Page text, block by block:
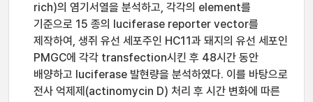
rich)의 염기서열을 분석하고, 각각의 element를
기준으로 15 종의 luciferase reporter vector를
제작하여, 생쥐 유선 세포주인 HC11과 돼지의 유선 세포인
PMGC에 각각 transfection시킨 후 48시간 동안
배양하고 luciferase 발현량을 분석하였다. 이를 바탕으로
전사 억제제(actinomycin D) 처리 후 시간 변화에 따른